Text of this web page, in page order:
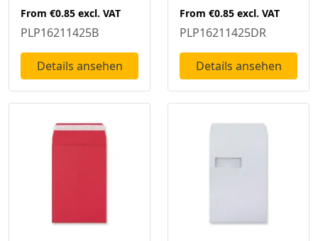
From €0.85 excl. VAT
PLP16211425B
Details ansehen
From €0.85 excl. VAT
PLP16211425DR
Details ansehen